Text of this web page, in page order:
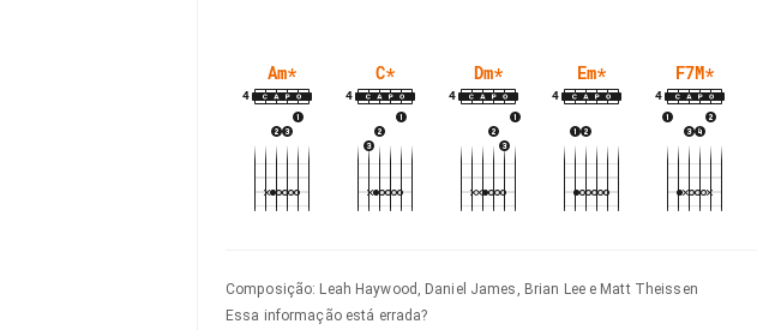
Am*
4
C*
4
Dm*
4
Em*
4
F7M*
4
Composição: Leah Haywood, Daniel James, Brian Lee e Matt Theissen
Essa informação está errada?